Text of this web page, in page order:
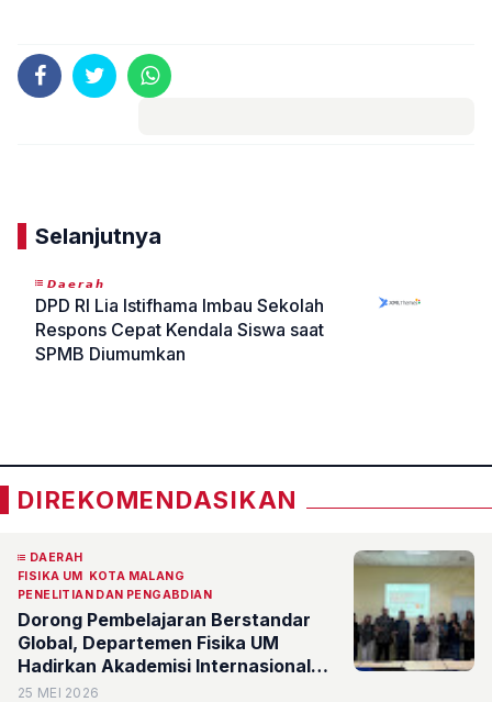
Selanjutnya
𝘿𝙖𝙚𝙧𝙖𝙝
DPD RI Lia Istifhama Imbau Sekolah
Respons Cepat Kendala Siswa saat
SPMB Diumumkan
DIREKOMENDASIKAN
DAERAH
FISIKA UM KOTA MALANG
PENELITIAN DAN PENGABDIAN
Dorong Pembelajaran Berstandar
Global, Departemen Fisika UM
Hadirkan Akademisi Internasional
dalam Kelas Co-Teaching
25 MEI 2026